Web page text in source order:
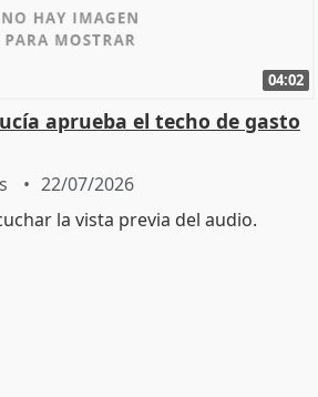
04:02
aprueba el techo de gasto
22/07/2026